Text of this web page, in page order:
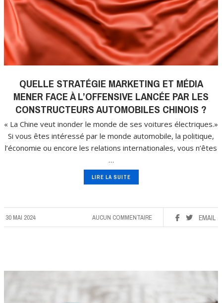
QUELLE STRATÉGIE MARKETING ET MÉDIA
MENER FACE À L’OFFENSIVE LANCÉE PAR LES
CONSTRUCTEURS AUTOMOBILES CHINOIS ?
« La Chine veut inonder le monde de ses voitures électriques.»
Si vous êtes intéressé par le monde automobile, la politique,
l’économie ou encore les relations internationales, vous n’êtes
…
LIRE LA SUITE
30 MAI 2024 EMAIL
AUCUN COMMENTAIRE